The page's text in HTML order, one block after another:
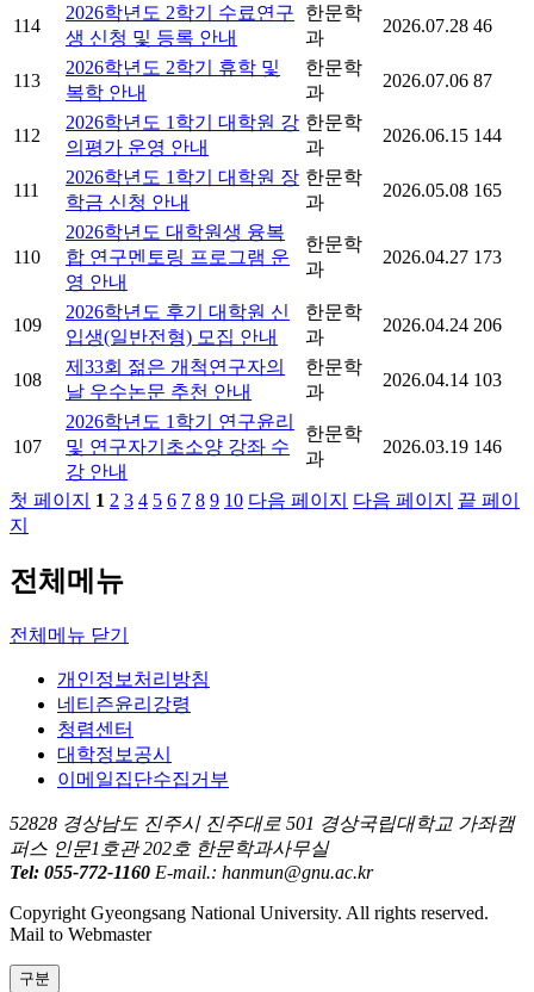
114
2026학년도 2학기 수료연구
생 신청 및 등록 안내
한문학
과
2026.07.28 46
113
2026학년도 2학기 휴학 및
복학 안내
한문학
과
2026.07.06 87
112
2026학년도 1학기 대학원 강
의평가 운영 안내
한문학
과
2026.06.15 144
111
2026학년도 1학기 대학원 장
학금 신청 안내
한문학
과
2026.05.08 165
110
2026학년도 대학원생 융복
합 연구멘토링 프로그램 운
영 안내
한문학
과
2026.04.27 173
109
2026학년도 후기 대학원 신
입생(일반전형) 모집 안내
한문학
과
2026.04.24 206
108
제33회 젊은 개척연구자의
날 우수논문 추천 안내
한문학
과
2026.04.14 103
107
2026학년도 1학기 연구윤리
및 연구자기초소양 강좌 수
강 안내
한문학
과
2026.03.19 146
첫 페이지 1 2 3 4 5 6 7 8 9 10 다음 페이지 다음 페이지
끝 페이
지
전체메뉴
전체메뉴 닫기
개인정보처리방침
네티즌윤리강령
청렴센터
대학정보공시
이메일집단수집거부
52828 경상남도 진주시 진주대로 501 경상국립대학교 가좌캠
퍼스 인문1호관 202호 한문학과사무실
Tel: 055-772-1160 E-mail.: hanmun@gnu.ac.kr
Copyright Gyeongsang National University. All rights reserved.
Mail to Webmaster
구분